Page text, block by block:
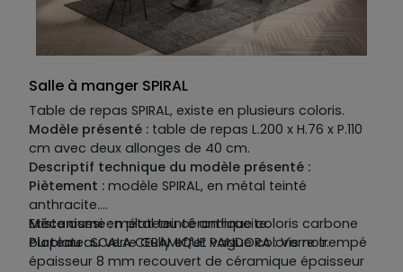
Salle à manger SPIRAL
Table de repas SPIRAL, existe en plusieurs coloris.
Modèle présenté : table de repas L.200 x H.76 x P.110
cm avec deux allonges de 40 cm.
Descriptif technique du modèle présenté :
Piètement : modèle SPIRAL, en métal teinté
anthracite.
Mécanisme :métal teinté anthracite.
Plateau: SCALA CERAMIQUE PANDORA : Verre trempé
épaisseur 8 mm recouvert de céramique épaisseur
Existe aussi en plateau céramique coloris carbone
ou plateau verre Gully effet vague coloris noir.